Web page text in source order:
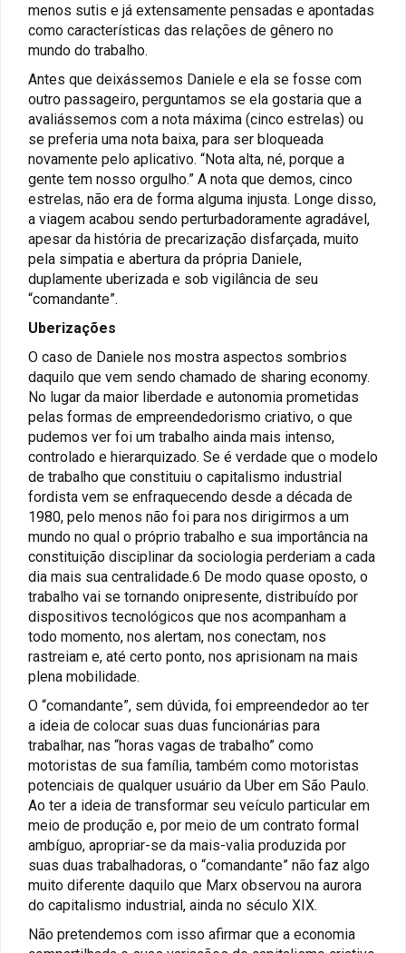
menos sutis e já extensamente pensadas e apontadas
como características das relações de gênero no
mundo do trabalho.
Antes que deixássemos Daniele e ela se fosse com
outro passageiro, perguntamos se ela gostaria que a
avaliássemos com a nota máxima (cinco estrelas) ou
se preferia uma nota baixa, para ser bloqueada
novamente pelo aplicativo. “Nota alta, né, porque a
gente tem nosso orgulho.” A nota que demos, cinco
estrelas, não era de forma alguma injusta. Longe disso,
a viagem acabou sendo perturbadoramente agradável,
apesar da história de precarização disfarçada, muito
pela simpatia e abertura da própria Daniele,
duplamente uberizada e sob vigilância de seu
“comandante”.
Uberizações
O caso de Daniele nos mostra aspectos sombrios
daquilo que vem sendo chamado de sharing economy.
No lugar da maior liberdade e autonomia prometidas
pelas formas de empreendedorismo criativo, o que
pudemos ver foi um trabalho ainda mais intenso,
controlado e hierarquizado. Se é verdade que o modelo
de trabalho que constituiu o capitalismo industrial
fordista vem se enfraquecendo desde a década de
1980, pelo menos não foi para nos dirigirmos a um
mundo no qual o próprio trabalho e sua importância na
constituição disciplinar da sociologia perderiam a cada
dia mais sua centralidade.6 De modo quase oposto, o
trabalho vai se tornando onipresente, distribuído por
dispositivos tecnológicos que nos acompanham a
todo momento, nos alertam, nos conectam, nos
rastreiam e, até certo ponto, nos aprisionam na mais
plena mobilidade.
O “comandante”, sem dúvida, foi empreendedor ao ter
a ideia de colocar suas duas funcionárias para
trabalhar, nas “horas vagas de trabalho” como
motoristas de sua família, também como motoristas
potenciais de qualquer usuário da Uber em São Paulo.
Ao ter a ideia de transformar seu veículo particular em
meio de produção e, por meio de um contrato formal
ambíguo, apropriar-se da mais-valia produzida por
suas duas trabalhadoras, o “comandante” não faz algo
muito diferente daquilo que Marx observou na aurora
do capitalismo industrial, ainda no século XIX.
Não pretendemos com isso afirmar que a economia